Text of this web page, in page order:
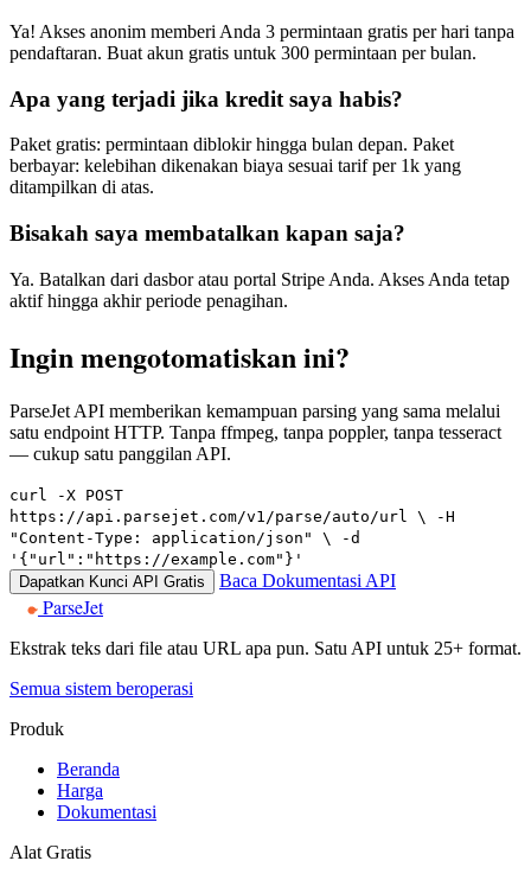
Ya! Akses anonim memberi Anda 3 permintaan gratis per hari tanpa
pendaftaran. Buat akun gratis untuk 300 permintaan per bulan.
Apa yang terjadi jika kredit saya habis?
Paket gratis: permintaan diblokir hingga bulan depan. Paket
berbayar: kelebihan dikenakan biaya sesuai tarif per 1k yang
ditampilkan di atas.
Bisakah saya membatalkan kapan saja?
Ya. Batalkan dari dasbor atau portal Stripe Anda. Akses Anda tetap
aktif hingga akhir periode penagihan.
Ingin mengotomatiskan ini?
ParseJet API memberikan kemampuan parsing yang sama melalui
satu endpoint HTTP. Tanpa ffmpeg, tanpa poppler, tanpa tesseract
— cukup satu panggilan API.
curl -X POST
https://api.parsejet.com/v1/parse/auto/url \ -H
"Content-Type: application/json" \ -d
'{"url":"https://example.com"}'
Dapatkan Kunci API Gratis
Baca Dokumentasi API
ParseJet
Ekstrak teks dari file atau URL apa pun. Satu API untuk 25+ format.
Semua sistem beroperasi
Produk
Beranda
Harga
Dokumentasi
Alat Gratis